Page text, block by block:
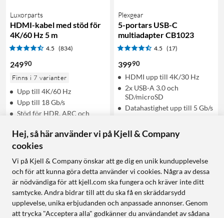
Luxorparts
HDMI-kabel med stöd för
4K/60 Hz 5 m
4.5 (834)
24990
Finns i 7 varianter
Upp till 4K/60 Hz
Upp till 18 Gb/s
Stöd för HDR, ARC och
Online: 100+ st
Plexgear
5-portars USB-C
multiadapter CB1023
4.5 (17)
39990
HDMI upp till 4K/30 Hz
2x USB-A 3.0 och
SD/microSD
Datahastighet upp till 5 Gb/s
NYHET 0 NYHET 1
Hej, så här använder vi på Kjell & Company
cookies
Vi på Kjell & Company önskar att ge dig en unik kundupplevelse
och för att kunna göra detta använder vi cookies. Några av dessa
är nödvändiga för att kjell.com ska fungera och kräver inte ditt
samtycke. Andra bidrar till att du ska få en skräddarsydd
upplevelse, unika erbjudanden och anpassade annonser. Genom
att trycka "Acceptera alla" godkänner du användandet av sådana